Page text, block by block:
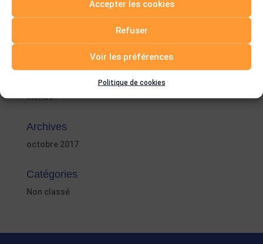
Accepter les cookies
Refuser
Voir les préférences
Politique de cookies
Articles récents
Bonjour tout le monde !
Un commentateur WordPressdansBonjour tout le
monde !
Archives
octobre 2017
Catégories
Non classé